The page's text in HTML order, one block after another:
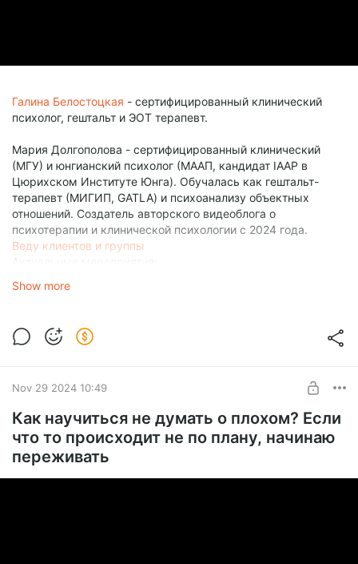
Галина Белостоцкая - сертифицированный клинический
психолог, гештальт и ЭОТ терапевт.
Мария Долгополова - сертифицированный клинический
(МГУ) и юнгианский психолог (МААП, кандидат IAAP в
Цюрихском Институте Юнга). Обучалась как гештальт-
терапевт (МИГИП, GATLA) и психоанализу объектных
отношений. Создатель авторского видеоблога о
психотерапии и клинической психологии с 2024 года.
Веду клиентов и группы
Актуальные мероприятия:
Show more
Nov 29 2024 10:49
Как научиться не думать о плохом? Если
что то происходит не по плану, начинаю
переживать